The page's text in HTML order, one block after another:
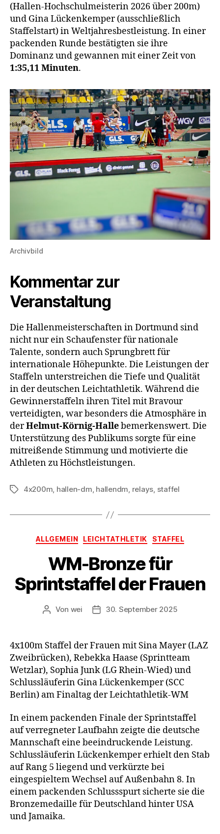
(Hallen-Hochschulmeisterin 2026 über 200m)
und Gina Lückenkemper (ausschließlich
Staffelstart) in Weltjahresbestleistung. In einer
packenden Runde bestätigten sie ihre
Dominanz und gewannen mit einer Zeit von
1:35,11 Minuten.
Archivbild
Kommentar zur
Veranstaltung
Die Hallenmeisterschaften in Dortmund sind
nicht nur ein Schaufenster für nationale
Talente, sondern auch Sprungbrett für
internationale Höhepunkte. Die Leistungen der
Staffeln unterstreichen die Tiefe und Qualität
in der deutschen Leichtathletik. Während die
Gewinnerstaffeln ihren Titel mit Bravour
verteidigten, war besonders die Atmosphäre in
derHelmut-Körnig-Hallebemerkenswert. Die
Unterstützung des Publikums sorgte für eine
mitreißende Stimmung und motivierte die
Athleten zu Höchstleistungen.
Schlagwörter
4x200m, hallen-dm, hallendm, relays, staffel
Kategorien
ALLGEMEIN LEICHTATHLETIK STAFFEL
WM-Bronze für
Sprintstaffel der Frauen
Beitragsautor
Von wei Beitragsdatum
30. September 2025
4x100m Staffel der Frauen mit Sina Mayer (LAZ
Zweibrücken), Rebekka Haase (Sprintteam
Wetzlar), Sophia Junk (LG Rhein-Wied) und
Schlussläuferin Gina Lückenkemper (SCC
Berlin) am Finaltag der Leichtathletik-WM
In einem packenden Finale der Sprintstaffel
auf verregneter Laufbahn zeigte die deutsche
Mannschaft eine beeindruckende Leistung.
Schlussläuferin Lückenkemper erhielt den Stab
auf Rang 5 liegend und verkürzte bei
eingespieltem Wechsel auf Außenbahn 8. In
einem packenden Schlussspurt sicherte sie die
Bronzemedaille für Deutschland hinter USA
und Jamaika.